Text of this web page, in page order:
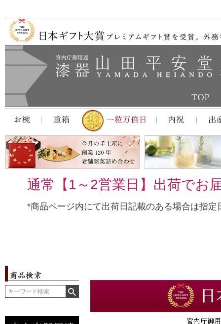
通常【1～2営業日】出荷でお
*商品ページ内にて出荷日記載のある場合は指定